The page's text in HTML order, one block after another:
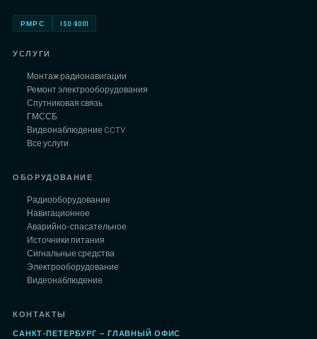
РМРС ISO 9001
УСЛУГИ
Монтаж радионавигации
Ремонт электрооборудования
Спутниковая связь
ГМССБ
Видеонаблюдение CCTV
Все услуги
ОБОРУДОВАНИЕ
Радиооборудование
Навигационное
Аварийно-спасательное
Источники питания
Сигнальные средства
Электрооборудование
Видеонаблюдение
КОНТАКТЫ
САНКТ-ПЕТЕРБУРГ — ГЛАВНЫЙ ОФИС